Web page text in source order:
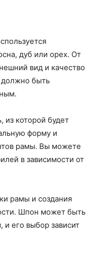
дуб или орех. От
вид и качество
должно быть
из которой будет
форму и
рамы. Вы можете
в зависимости от
рамы и создания
Шпон может быть
и его выбор зависит